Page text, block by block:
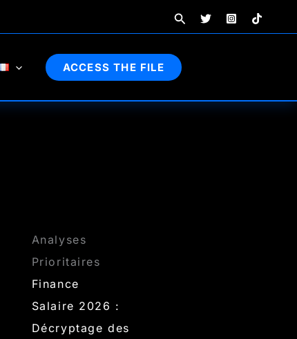
Rechercher
ACCESS THE FILE
Analyses
Prioritaires
Finance
Salaire 2026 :
Décryptage des